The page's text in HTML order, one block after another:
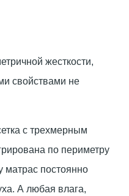
жесткости,
свойствами не
с трехмерным
по периметру
матрас постоянно
А любая влага,